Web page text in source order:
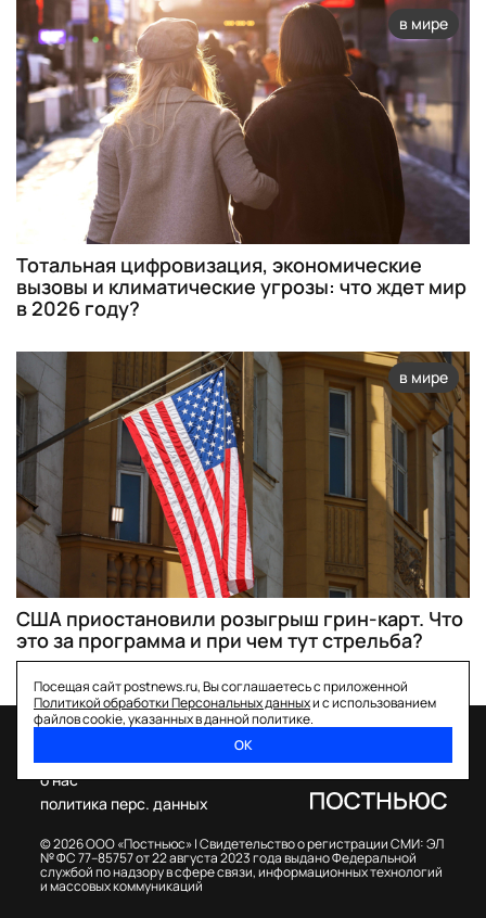
в мире
Тотальная цифровизация, экономические
вызовы и климатические угрозы: что ждет мир
в 2026 году?
в мире
США приостановили розыгрыш грин-карт. Что
это за программа и при чем тут стрельба?
Посещая сайт postnews.ru, Вы соглашаетесь с приложенной
Политикой обработки Персональных данныхи с использованием
файлов cookie, указанных в данной политике.
ОК
© 2026 ООО «Постньюс» |Свидетельство о регистрации СМИ: ЭЛ
№ ФС 77–85757 от 22 августа 2023 года выдано Федеральной
службой по надзору в сфере связи, информационных технологий
и массовых коммуникаций
о нас
политика перс. данных